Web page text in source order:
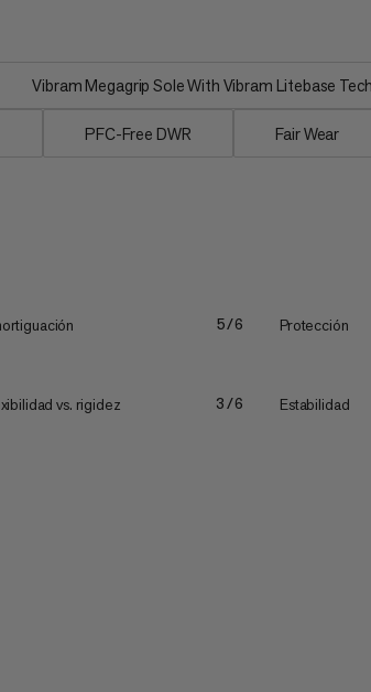
Vibram Megagrip Sole With Vibram Litebase
PFC-Free DWR Fair Wear
5/6 Protección
vs. rigidez 3/6 Estabilidad